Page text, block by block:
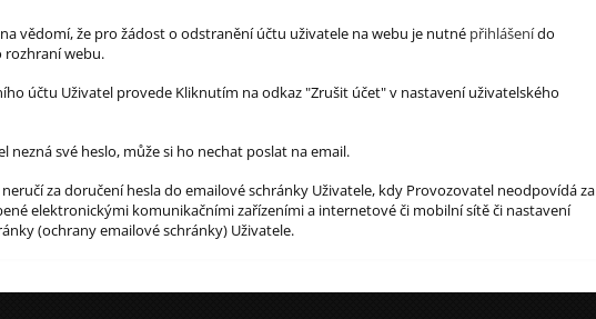
vědomí, že pro žádost o odstranění účtu uživatele na webu je nutné přihlášenído
rozhraní webu.
účtu Uživatel provede Kliknutím na odkaz "Zrušit účet" v nastavení uživatelského
nezná své heslo, může si ho nechat poslat na email.
za doručení hesla do emailové schránky Uživatele, kdy Provozovatel neodpovídá za
elektronickými komunikačními zařízeními a internetové či mobilní sítě či nastavení
(ochrany emailové schránky) Uživatele.